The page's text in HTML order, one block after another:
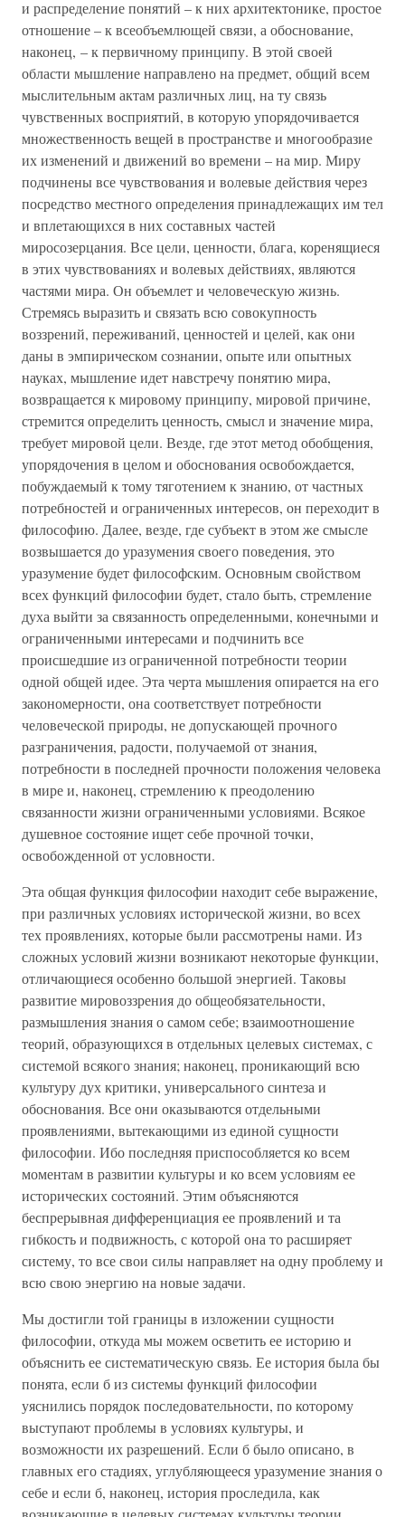
и распределение понятий – к них архитектонике, простое
отношение – к всеобъемлющей связи, а обоснование,
наконец, – к первичному принципу. В этой своей
области мышление направлено на предмет, общий всем
мыслительным актам различных лиц, на ту связь
чувственных восприятий, в которую упорядочивается
множественность вещей в пространстве и многообразие
их изменений и движений во времени – на мир. Миру
подчинены все чувствования и волевые действия через
посредство местного определения принадлежащих им тел
и вплетающихся в них составных частей
миросозерцания. Все цели, ценности, блага, коренящиеся
в этих чувствованиях и волевых действиях, являются
частями мира. Он объемлет и человеческую жизнь.
Стремясь выразить и связать всю совокупность
воззрений, переживаний, ценностей и целей, как они
даны в эмпирическом сознании, опыте или опытных
науках, мышление идет навстречу понятию мира,
возвращается к мировому принципу, мировой причине,
стремится определить ценность, смысл и значение мира,
требует мировой цели. Везде, где этот метод обобщения,
упорядочения в целом и обоснования освобождается,
побуждаемый к тому тяготением к знанию, от частных
потребностей и ограниченных интересов, он переходит в
философию. Далее, везде, где субъект в этом же смысле
возвышается до уразумения своего поведения, это
уразумение будет философским. Основным свойством
всех функций философии будет, стало быть, стремление
духа выйти за связанность определенными, конечными и
ограниченными интересами и подчинить все
происшедшие из ограниченной потребности теории
одной общей идее. Эта черта мышления опирается на его
закономерности, она соответствует потребности
человеческой природы, не допускающей прочного
разграничения, радости, получаемой от знания,
потребности в последней прочности положения человека
в мире и, наконец, стремлению к преодолению
связанности жизни ограниченными условиями. Всякое
душевное состояние ищет себе прочной точки,
освобожденной от условности.
Эта общая функция философии находит себе выражение,
при различных условиях исторической жизни, во всех
тех проявлениях, которые были рассмотрены нами. Из
сложных условий жизни возникают некоторые функции,
отличающиеся особенно большой энергией. Таковы
развитие мировоззрения до общеобязательности,
размышления знания о самом себе; взаимоотношение
теорий, образующихся в отдельных целевых системах, с
системой всякого знания; наконец, проникающий всю
культуру дух критики, универсального синтеза и
обоснования. Все они оказываются отдельными
проявлениями, вытекающими из единой сущности
философии. Ибо последняя приспособляется ко всем
моментам в развитии культуры и ко всем условиям ее
исторических состояний. Этим объясняются
беспрерывная дифференциация ее проявлений и та
гибкость и подвижность, с которой она то расширяет
систему, то все свои силы направляет на одну проблему и
всю свою энергию на новые задачи.
Мы достигли той границы в изложении сущности
философии, откуда мы можем осветить ее историю и
объяснить ее систематическую связь. Ее история была бы
понята, если б из системы функций философии
уяснились порядок последовательности, по которому
выступают проблемы в условиях культуры, и
возможности их разрешений. Если б было описано, в
главных его стадиях, углубляющееся уразумение знания о
себе и если б, наконец, история проследила, как